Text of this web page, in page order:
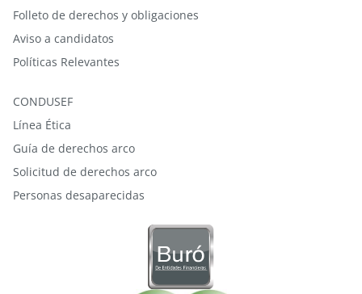
Folleto de derechos y obligaciones
Aviso a candidatos
Políticas Relevantes
CONDUSEF
Línea Ética
Guía de derechos arco
Solicitud de derechos arco
Personas desaparecidas